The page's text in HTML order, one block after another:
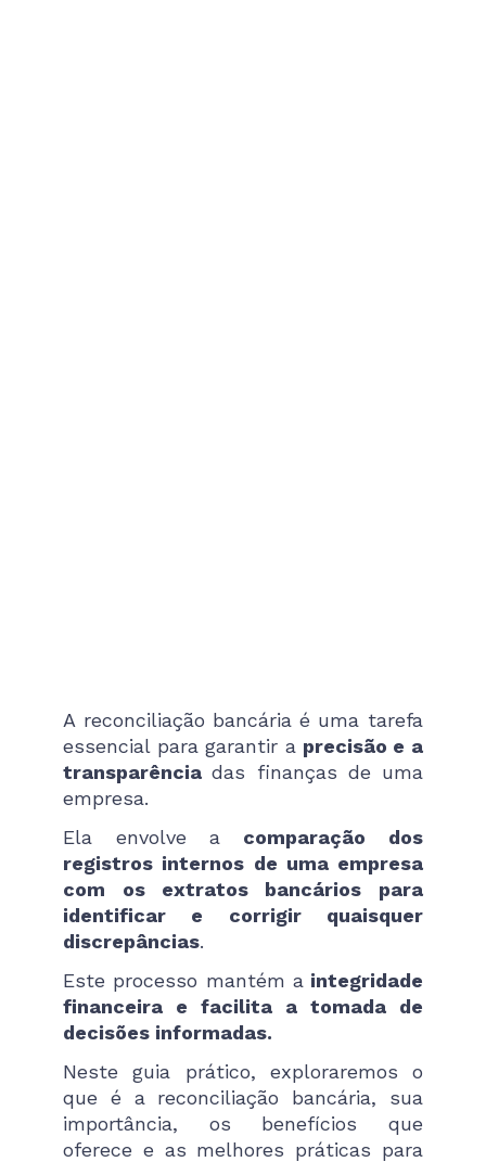
A reconciliação bancária é uma tarefa
essencial para garantir a precisão e a
transparênciadas finanças de uma
empresa.
Ela envolve a comparação dos
registros internos de uma empresa
com os extratos bancários para
identificar e corrigir quaisquer
discrepâncias.
Este processo mantém aintegridade
financeira e facilita a tomada de
decisões informadas.
Neste guia prático, exploraremos o
que é a reconciliação bancária, sua
importância, os benefícios que
oferece e as melhores práticas para